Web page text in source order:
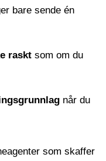
bare sende én
rasktsom om du
når du
som skaffer